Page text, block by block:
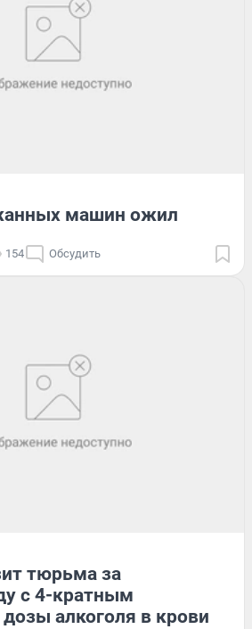
машин ожил
154 Обсудить
тюрьма за
с 4-кратным
алкоголя в крови